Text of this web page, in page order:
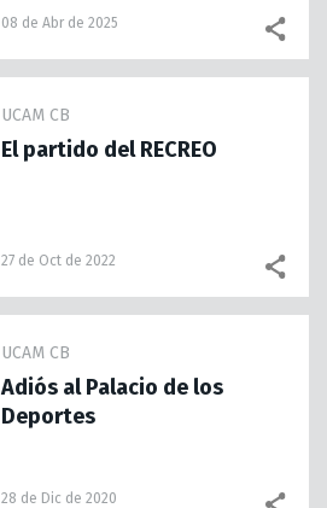
08 de Abr de 2025
UCAM CB
El partido del RECREO
27 de Oct de 2022
UCAM CB
Adiós al Palacio de los
Deportes
28 de Dic de 2020